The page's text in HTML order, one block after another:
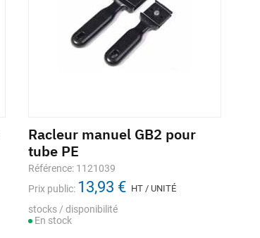
Racleur manuel GB2 pour
tube PE
Référence: 1121039
Prix public: 13,93 € HT / UNITÉ
stocks / disponibilité
En stock